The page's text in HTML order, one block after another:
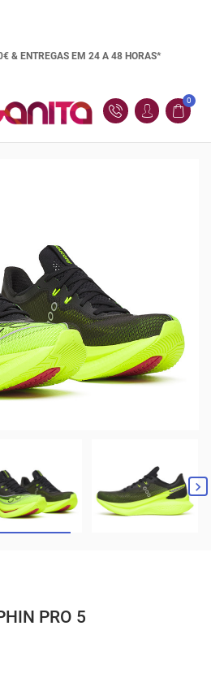
& ENTREGAS EM 24 A 48 HORAS*
0

PRO 5